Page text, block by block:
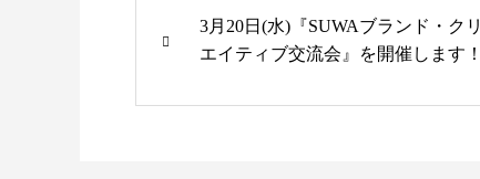
3月20日(水)『SUWAブランド・クリ
エイティブ交流会』を開催します！